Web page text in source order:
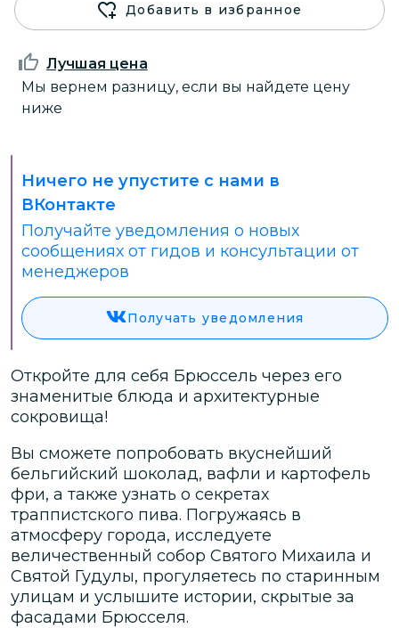
Добавить в избранное
Лучшая цена
Мы вернем разницу, если вы найдете цену
ниже
Ничего не упустите с нами в
ВКонтакте
Получайте уведомления о новых
сообщениях от гидов и консультации от
менеджеров
Получать уведомления
Откройте для себя Брюссель через его
знаменитые блюда и архитектурные
сокровища!
Вы сможете попробовать вкуснейший
бельгийский шоколад, вафли и картофель
фри, а также узнать о секретах
траппистского пива. Погружаясь в
атмосферу города, исследуете
величественный собор Святого Михаила и
Святой Гудулы, прогуляетесь по старинным
улицам и услышите истории, скрытые за
фасадами Брюсселя.